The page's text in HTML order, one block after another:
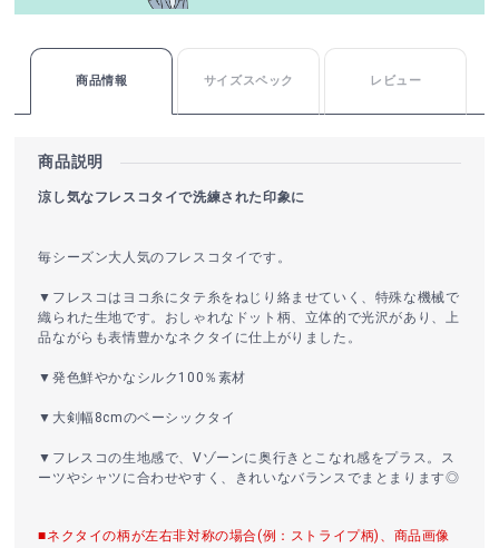
商品情報 サイズスペック レビュー
商品説明
涼し気なフレスコタイで洗練された印象に
毎シーズン大人気のフレスコタイです。
▼フレスコはヨコ糸にタテ糸をねじり絡ませていく、特殊な機械で
織られた生地です。おしゃれなドット柄、立体的で光沢があり、上
品ながらも表情豊かなネクタイに仕上がりました。
▼発色鮮やかなシルク100％素材
▼大剣幅8cmのベーシックタイ
▼フレスコの生地感で、Vゾーンに奥行きとこなれ感をプラス。ス
ーツやシャツに合わせやすく、きれいなバランスでまとまります◎
■ネクタイの柄が左右非対称の場合(例：ストライプ柄)、商品画像